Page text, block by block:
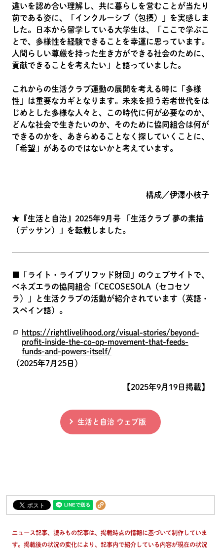
違いを認め合い理解し、共に暮らしを営むことが当たり
前である姿に、「インクルーシブ（包摂）」を実感しま
した。日本から留学している大学生は、「ここで学ぶこ
とで、多様性を経験できることを幸運に思っています。
人間らしい尊厳を持った生き方ができる社会のために、
貢献できることを考えたい」と語っていました。
これからの生活クラブ運動の展開を考える時に「多様
性」は重要なカギとなります。未来を担う若者世代をは
じめとした多様な人々と、この時代に何が必要なのか、
どんな社会で生きたいのか、そのために協同組合は何が
できるのかを、あきらめることなく探していくことに、
「希望」があるのではないかと考えています。
構成／伊澤小枝子
★『生活と自治』2025年9月号 「生活クラブ 夢の素描
（デッサン）」を転載しました。
■「ライト・ライブリフッド財団」のウェブサイトで、
ベネズエラの協同組合「CECOSESOLA（セコセソ
ラ）」と生活クラブの活動が紹介されています（英語・
スペイン語）。
https://rightlivelihood.org/visual-stories/beyond-
profit-inside-the-co-op-movement-that-feeds-
funds-and-powers-itself/
（2025年7月25日）
【2025年9月19日掲載】
生活と自治 ウェブ版
ニュース記事、読みもの記事は、掲載時点の情報に基づいて制作していま
す。掲載後の状況の変化により、記事内で紹介している内容が現在の状況